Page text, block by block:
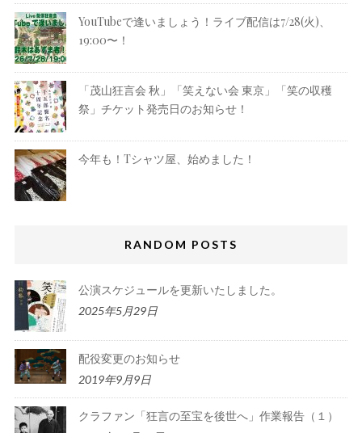
YouTubeで逢いましょう！ライブ配信は7/28(火)、
19:00〜！
「茂山狂言会 秋」「笑えない会 東京」「笑の収穫
祭」チケット発売日のお知らせ！
今年も！Tシャツ屋、始めました！
RANDOM POSTS
公演スケジュールを更新いたしました。
2025年5月29日
配役変更のお知らせ
2019年9月9日
クラファン「狂言の至宝を後世へ」作業報告（１）